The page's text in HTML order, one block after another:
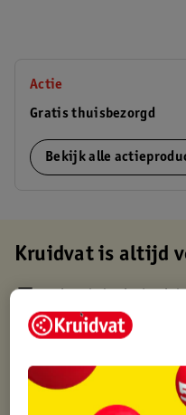
Actie
Gratis thuisbezorgd
Bekijk alle
Kruidvat is altijd
Op werkdagen voor
Gratis thuisbezorgd vanaf
Gratis punten met je